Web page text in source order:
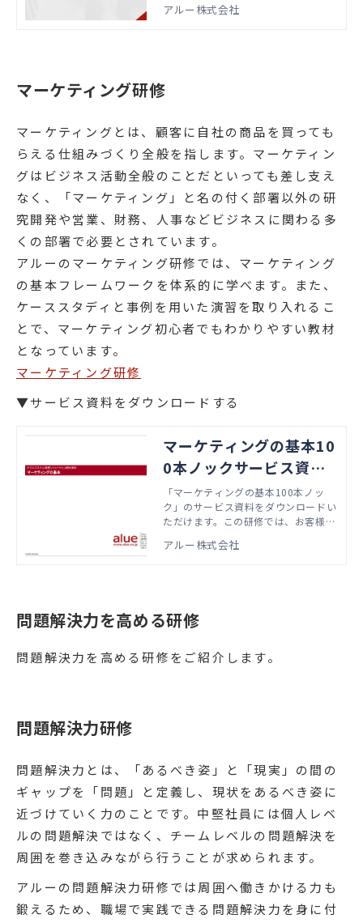
る方法などを学び、社員の仮説思考ス
アルー株式会社
マーケティング研修
マーケティングとは、顧客に自社の商品を買っても
らえる仕組みづくり全般を指します。マーケティン
グはビジネス活動全般のことだといっても差し支え
なく、「マーケティング」と名の付く部署以外の研
究開発や営業、財務、人事などビジネスに関わる多
くの部署で必要とされています。
アルーのマーケティング研修では、マーケティング
の基本フレームワークを体系的に学べます。また、
ケーススタディと事例を用いた演習を取り入れるこ
とで、マーケティング初心者でもわかりやすい教材
となっています。
マーケティング研修
▼サービス資料をダウンロードする
マーケティングの基本10
0本ノックサービス資料
ダウンロード
「マーケティングの基本100本ノッ
ク」のサービス資料をダウンロードい
ただけます。この研修では、お客様の
必須となる「マーケティングの基礎的
アルー株式会社
問題解決力を高める研修
問題解決力を高める研修をご紹介します。
問題解決力研修
問題解決力とは、「あるべき姿」と「現実」の間の
ギャップを「問題」と定義し、現状をあるべき姿に
近づけていく力のことです。中堅社員には個人レベ
ルの問題解決ではなく、チームレベルの問題解決を
周囲を巻き込みながら行うことが求められます。
アルーの問題解決力研修では周囲へ働きかける力も
鍛えるため、職場で実践できる問題解決力を身に付